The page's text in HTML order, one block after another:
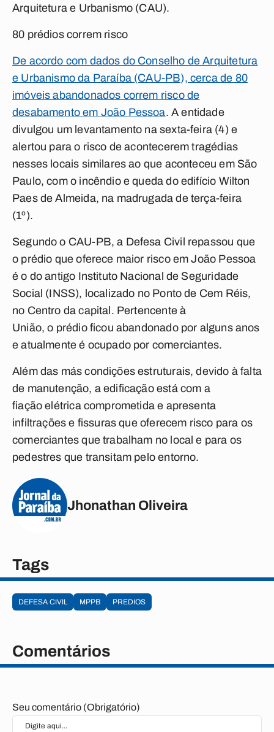
Arquitetura e Urbanismo (CAU).
80 prédios correm risco
De acordo com dados do Conselho de Arquitetura
e Urbanismo da Paraíba (CAU-PB), cerca de 80
imóveis abandonados correm risco de
desabamento em João Pessoa. A entidade
divulgou um levantamento na sexta-feira (4) e
alertou para o risco de acontecerem tragédias
nesses locais similares ao que aconteceu em São
Paulo, com o incêndio e queda do edifício Wilton
Paes de Almeida, na madrugada de terça-feira
(1º).
Segundo o CAU-PB, a Defesa Civil repassou que
o prédio que oferece maior risco em João Pessoa
é o do antigo Instituto Nacional de Seguridade
Social (INSS), localizado no Ponto de Cem Réis,
no Centro da capital. Pertencente à
União, o prédio ficou abandonado por alguns anos
e atualmente é ocupado por comerciantes.
Além das más condições estruturais, devido à falta
de manutenção, a edificação está com a
fiação elétrica comprometida e apresenta
infiltrações e fissuras que oferecem risco para os
comerciantes que trabalham no local e para os
pedestres que transitam pelo entorno.
Jhonathan Oliveira
Tags
DEFESA CIVIL MPPB PREDIOS
Comentários
Seu comentário (Obrigatório)